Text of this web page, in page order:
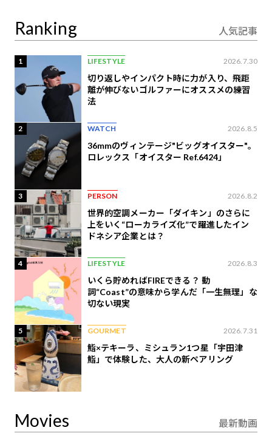
Ranking 人気記事
1 LIFESTYLE 2026.7.30
切り返しやインパクト時に力が入り、飛距
離が伸びないゴルファーにオススメの練習
法
2 WATCH 2026.8.5
36mmのヴィンテージ"ビッグオイスター"。
ロレックス「オイスター Ref.6424」
3 PERSON 2026.8.2
世界的空調メーカー「ダイキン」のさらに
上をいく“ローカライズ化”で躍進したイン
ドネシア企業とは？
4 LIFESTYLE 2026.8.3
いくら貯めればFIREできる？ 動
詞“Coast”の意味から学んだ「一生無理」な
切ない現実
5 GOURMET 2026.7.31
鮨×テキーラ、ミシュラン1つ星「宇田津
鮨」で体験した、大人の新ペアリング
Movies 最新動画